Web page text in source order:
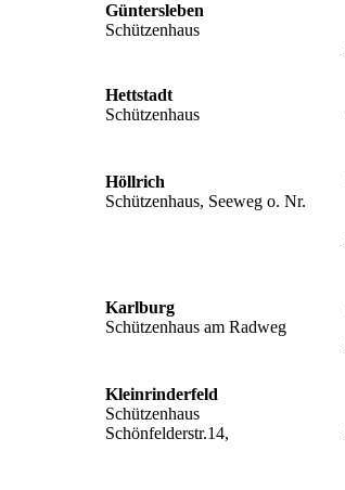
Güntersleben
Schützenhaus
Hettstadt
Schützenhaus
Höllrich
Schützenhaus, Seeweg o. Nr.
Karlburg
Schützenhaus am Radweg
Kleinrinderfeld
Schützenhaus
Schönfelderstr.14,